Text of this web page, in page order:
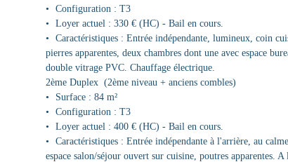
Configuration : T3
Loyer actuel : 330 € (HC) - Bail en cours.
Caractéristiques : Entrée indépendante, lumineux, coin
pierres apparentes, deux chambres dont une avec espace
double vitrage PVC. Chauffage électrique.
2ème Duplex (2ème niveau + anciens combles)
Surface : 84 m²
Configuration : T3
Loyer actuel : 400 € (HC) - Bail en cours.
Caractéristiques : Entrée indépendante à l'arrière, au
espace salon/séjour ouvert sur cuisine, poutres apparentes.